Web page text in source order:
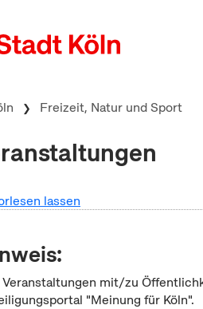
Freizeit, Natur und Sport
lassen
mit/zu
"Meinung für Köln".